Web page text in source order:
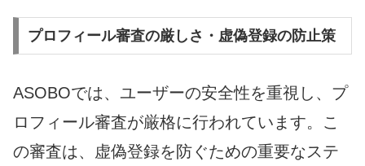
プロフィール審査の厳しさ・虚偽登録の防止策
ASOBOでは、ユーザーの安全性を重視し、プ
ロフィール審査が厳格に行われています。こ
の審査は、虚偽登録を防ぐための重要なステ